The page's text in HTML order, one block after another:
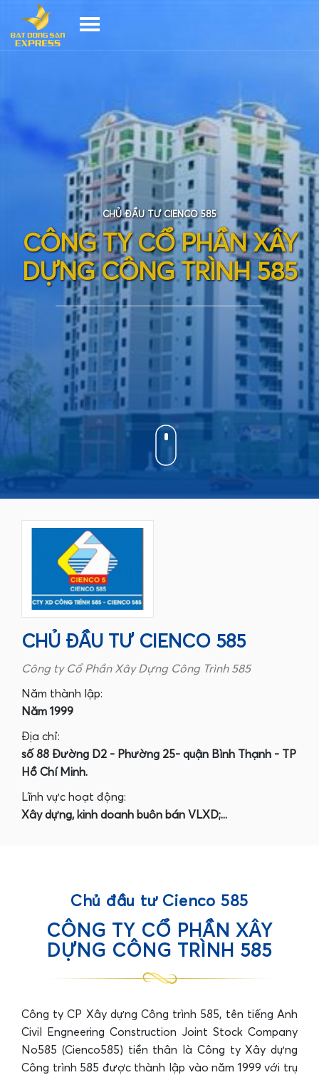
CHỦ ĐẦU TƯ CIENCO 585
CÔNG TY CỔ PHẦN XÂY
DỰNG CÔNG TRÌNH 585
CHỦ ĐẦU TƯ CIENCO 585
Công ty Cổ Phần Xây Dựng Công Trình 585
Năm thành lập:
Năm 1999
Địa chỉ:
số 88 Đường D2 - Phường 25- quận Bình Thạnh - TP
Hồ Chí Minh.
Lĩnh vực hoạt động:
Xây dựng, kinh doanh buôn bán VLXD;...
Chủ đầu tư Cienco 585
CÔNG TY CỔ PHẦN XÂY
DỰNG CÔNG TRÌNH 585
Công ty CP Xây dựng Công trình 585, tên tiếng Anh
Civil Engneering Construction Joint Stock Company
No585 (Cienco585) tiền thân là Công ty Xây dựng
Công trình 585 được thành lập vào năm 1999 với trụ